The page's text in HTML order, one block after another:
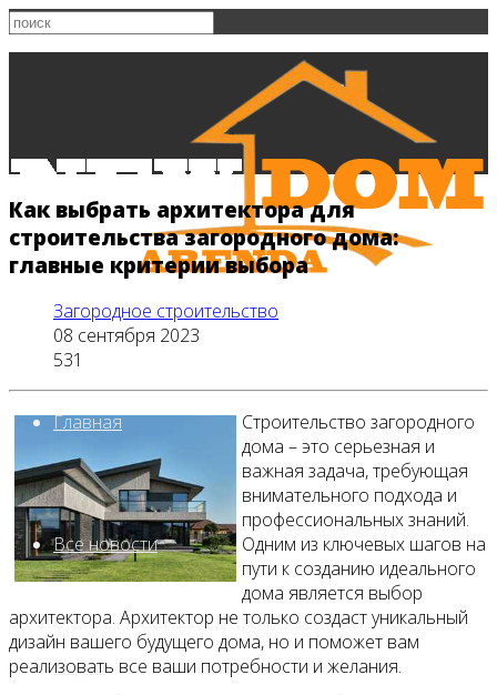
Главная
Все новости
Видео
Как выбрать архитектора для
строительства загородного дома:
главные критерии выбора
Загородное строительство
08 сентября 2023
531
Строительство загородного
дома – это серьезная и
важная задача, требующая
внимательного подхода и
профессиональных знаний.
Одним из ключевых шагов на
пути к созданию идеального
дома является выбор
архитектора. Архитектор не только создаст уникальный
дизайн вашего будущего дома, но и поможет вам
реализовать все ваши потребности и желания.